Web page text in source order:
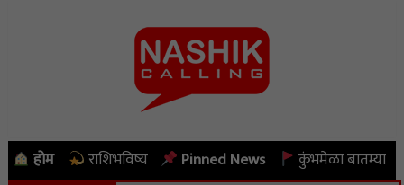
होम राशिभविष्य Pinned News कुंभमेळा बातम्या